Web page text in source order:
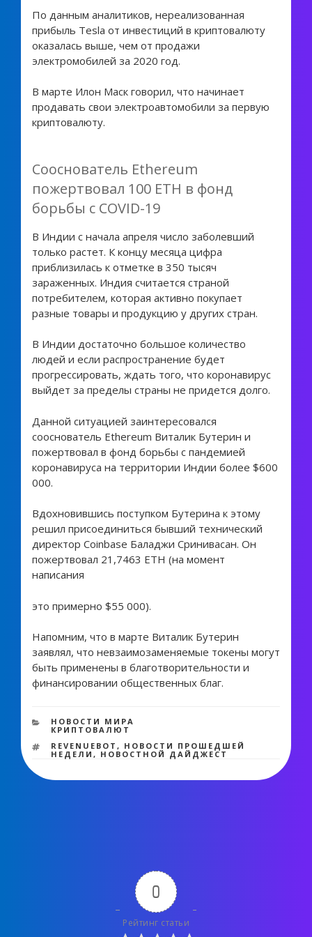
По данным аналитиков, нереализованная
прибыль Tesla от инвестиций в криптовалюту
оказалась выше, чем от продажи
электромобилей за 2020 год.
В марте Илон Маск говорил, что начинает
продавать свои электроавтомобили за первую
криптовалюту.
Сооснователь Ethereum
пожертвовал 100 ETH в фонд
борьбы с COVID-19
В Индии с начала апреля число заболевший
только растет. К концу месяца цифра
приблизилась к отметке в 350 тысяч
зараженных. Индия считается страной
потребителем, которая активно покупает
разные товары и продукцию у других стран.
В Индии достаточно большое количество
людей и если распространение будет
прогрессировать, ждать того, что коронавирус
выйдет за пределы страны не придется долго.
Данной ситуацией заинтересовался
сооснователь Ethereum Виталик Бутерин и
пожертвовал в фонд борьбы с пандемией
коронавируса на территории Индии более $600
000.
Вдохновившись поступком Бутерина к этому
решил присоединиться бывший технический
директор Coinbase Баладжи Сринивасан. Он
пожертвовал 21,7463 ETH (на момент
написания
это примерно $55 000).
Напомним, что в марте Виталик Бутерин
заявлял, что невзаимозаменяемые токены могут
быть применены в благотворительности и
финансировании общественных благ.
РУБРИКИ
НОВОСТИ МИРА
КРИПТОВАЛЮТ
МЕТКИ
REVENUEBOT, НОВОСТИ ПРОШЕДШЕЙ
НЕДЕЛИ, НОВОСТНОЙ ДАЙДЖЕСТ
0
Рейтинг статьи